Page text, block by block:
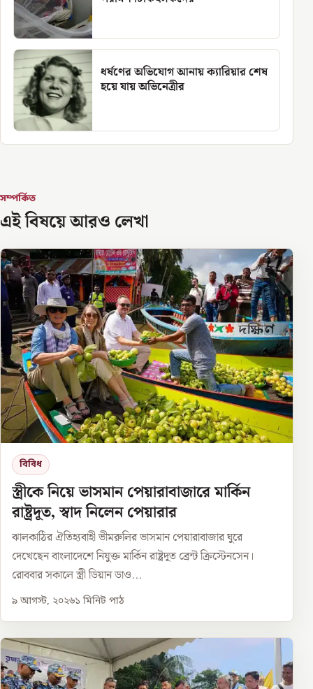
ধর্ষণের অভিযোগ আনায় ক্যারিয়ার শেষ
হয়ে যায় অভিনেত্রীর
সম্পর্কিত
এই বিষয়ে আরও লেখা
বিবিধ
স্ত্রীকে নিয়ে ভাসমান পেয়ারাবাজারে মার্কিন
রাষ্ট্রদূত, স্বাদ নিলেন পেয়ারার
ঝালকাঠির ঐতিহ্যবাহী ভীমরুলির ভাসমান পেয়ারাবাজার ঘুরে
দেখেছেন বাংলাদেশে নিযুক্ত মার্কিন রাষ্ট্রদূত ব্রেন্ট ক্রিস্টেনসেন।
রোববার সকালে স্ত্রী ডিয়ান ডাও...
৯ আগস্ট, ২০২৬১ মিনিট পাঠ